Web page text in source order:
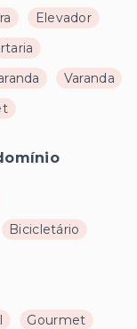
Elevador
Varanda
Bicicletário
Gourmet